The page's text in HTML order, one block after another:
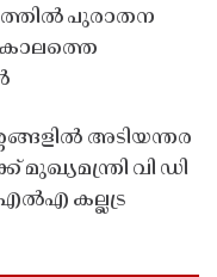
പുരാതന
കാലത്തെ
അടിയന്തര
മുഖ്യമന്ത്രി വി ഡി
കല്ലട്ര